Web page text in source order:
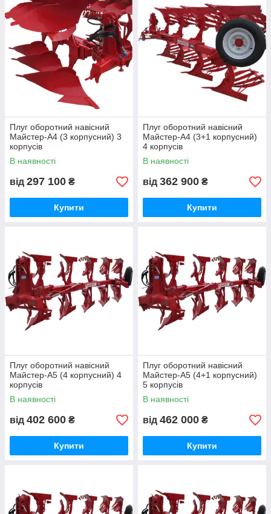
Плуг оборотний навісний
Майстер-А4 (3 корпусний) 3
корпусів
В наявності
від 297 100 ₴
Купити
Плуг оборотний навісний
Майстер-А4 (3+1 корпусний)
4 корпусів
В наявності
від 362 900 ₴
Купити
Плуг оборотний навісний
Майстер-А5 (4 корпусний) 4
корпусів
В наявності
від 402 600 ₴
Купити
Плуг оборотний навісний
Майстер-А5 (4+1 корпусний)
5 корпусів
В наявності
від 462 000 ₴
Купити